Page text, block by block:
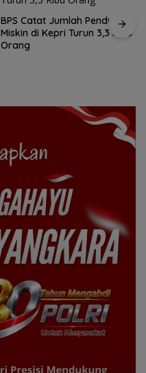
BPS Catat Jumlah Penduduk
Miskin di Kepri Turun 3,3 Ribu
Orang